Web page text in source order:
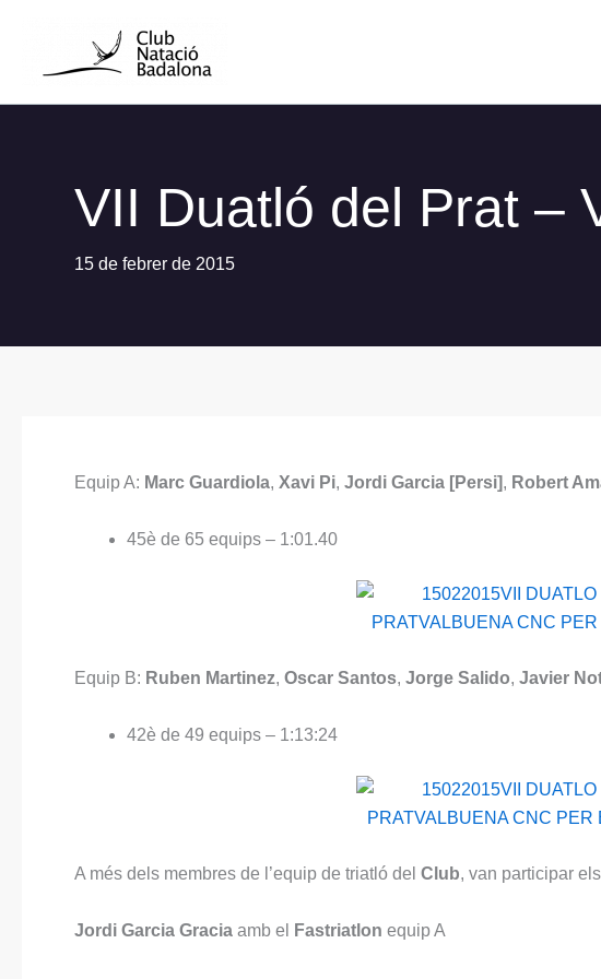
contingut
VII Duatló del Prat –
15 de febrer de 2015
Equip A: Marc Guardiola, Xavi Pi, Jordi Garcia [Persi], Robert
45è de 65 equips – 1:01.40
Equip B: Ruben Martinez, Oscar Santos, Jorge Salido, Javier
42è de 49 equips – 1:13:24
A més dels membres de l’equip de triatló del Club, van participar
Jordi Garcia Gracia amb el Fastriatlon equip A